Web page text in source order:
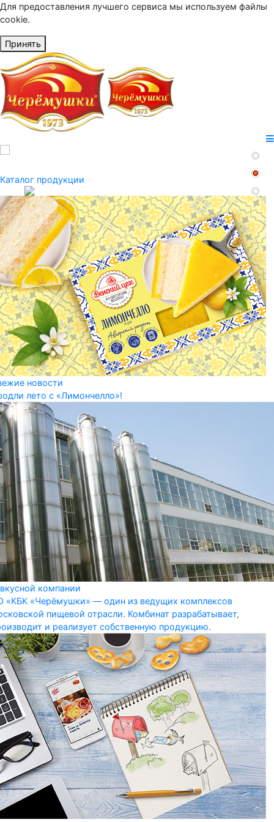
Для предоставления лучшего сервиса мы используем файлы
cookie.
Принять
Каталог продукции
новости
лето с «Лимончелло»!
компании
«КБК «Черёмушки» — один из ведущих комплексов
пищевой отрасли. Комбинат разрабатывает,
и реализует собственную продукцию.